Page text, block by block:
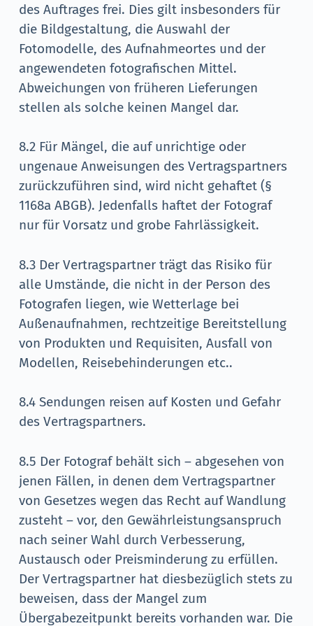
des Auftrages frei. Dies gilt insbesonders für
die Bildgestaltung, die Auswahl der
Fotomodelle, des Aufnahmeortes und der
angewendeten fotografischen Mittel.
Abweichungen von früheren Lieferungen
stellen als solche keinen Mangel dar.
8.2 Für Mängel, die auf unrichtige oder
ungenaue Anweisungen des Vertragspartners
zurückzuführen sind, wird nicht gehaftet (§
1168a ABGB). Jedenfalls haftet der Fotograf
nur für Vorsatz und grobe Fahrlässigkeit.
8.3 Der Vertragspartner trägt das Risiko für
alle Umstände, die nicht in der Person des
Fotografen liegen, wie Wetterlage bei
Außenaufnahmen, rechtzeitige Bereitstellung
von Produkten und Requisiten, Ausfall von
Modellen, Reisebehinderungen etc..
8.4 Sendungen reisen auf Kosten und Gefahr
des Vertragspartners.
8.5 Der Fotograf behält sich – abgesehen von
jenen Fällen, in denen dem Vertragspartner
von Gesetzes wegen das Recht auf Wandlung
zusteht – vor, den Gewährleistungsanspruch
nach seiner Wahl durch Verbesserung,
Austausch oder Preisminderung zu erfüllen.
Der Vertragspartner hat diesbezüglich stets zu
beweisen, dass der Mangel zum
Übergabezeitpunkt bereits vorhanden war. Die